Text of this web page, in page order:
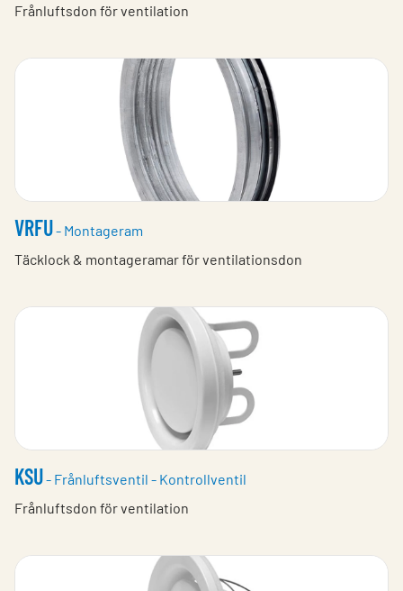
Frånluftsdon för ventilation
VRFU- Montageram
Täcklock & montageramar för ventilationsdon
KSU- Frånluftsventil - Kontrollventil
Frånluftsdon för ventilation